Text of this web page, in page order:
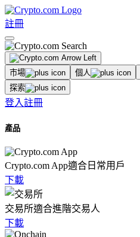
註冊
市場 個人
探索
登入註冊
產品
Crypto.com App適合日常用戶
下載
交易所適合進階交易人
下載